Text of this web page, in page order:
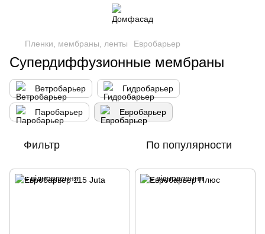
Пленки, мембраны, ленты Евробарьер
Супердиффузионные мембраны
Ветробарьер Гидробарьер
Паробарьер Евробарьер
Фильтр По популярности